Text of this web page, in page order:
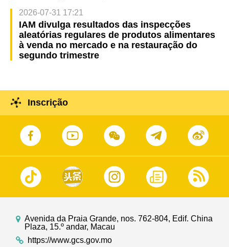
2026-07-31 17:21
IAM divulga resultados das inspecções
aleatórias regulares de produtos alimentares
à venda no mercado e na restauração do
segundo trimestre
Inscrição
Avenida da Praia Grande, nos. 762-804, Edif. China
Plaza, 15.º andar, Macau
https://www.gcs.gov.mo